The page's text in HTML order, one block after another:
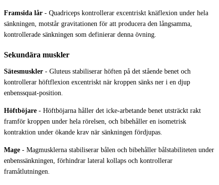
Framsida lår - Quadriceps kontrollerar excentriskt knäflexion under hela
sänkningen, motstår gravitationen för att producera den långsamma,
kontrollerade sänkningen som definierar denna övning.
Sekundära muskler
Sätesmuskler - Gluteus stabiliserar höften på det stående benet och
kontrollerar höftflexion excentriskt när kroppen sänks ner i en djup
enbenssquat-position.
Höftböjare - Höftböjarna håller det icke-arbetande benet utsträckt rakt
framför kroppen under hela rörelsen, och bibehåller en isometrisk
kontraktion under ökande krav när sänkningen fördjupas.
Mage - Magmusklerna stabiliserar bålen och bibehåller bålstabiliteten under
enbenssänkningen, förhindrar lateral kollaps och kontrollerar
framåtlutningen.